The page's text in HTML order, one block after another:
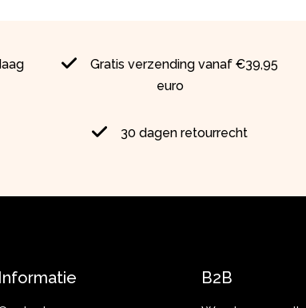
Gratis verzending vanaf €39,95
euro
30 dagen retourrecht
Informatie B2B